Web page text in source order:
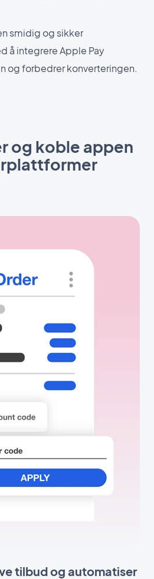
smidig og sikker
å integrere Apple Pay
og forbedrer konverteringen.
og koble appen
tilbud og automatiser